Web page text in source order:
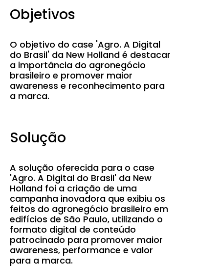
Objetivos
O objetivo do case 'Agro. A Digital
do Brasil' da New Holland é destacar
a importância do agronegócio
brasileiro e promover maior
awareness e reconhecimento para
a marca.
Solução
A solução oferecida para o case
'Agro. A Digital do Brasil' da New
Holland foi a criação de uma
campanha inovadora que exibiu os
feitos do agronegócio brasileiro em
edifícios de São Paulo, utilizando o
formato digital de conteúdo
patrocinado para promover maior
awareness, performance e valor
para a marca.